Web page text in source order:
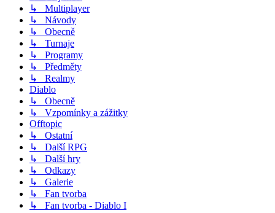
↳ Multiplayer
↳ Návody
↳ Obecně
↳ Turnaje
↳ Programy
↳ Předměty
↳ Realmy
Diablo
↳ Obecně
↳ Vzpomínky a zážitky
Offtopic
↳ Ostatní
↳ Další RPG
↳ Další hry
↳ Odkazy
↳ Galerie
↳ Fan tvorba
↳ Fan tvorba - Diablo I